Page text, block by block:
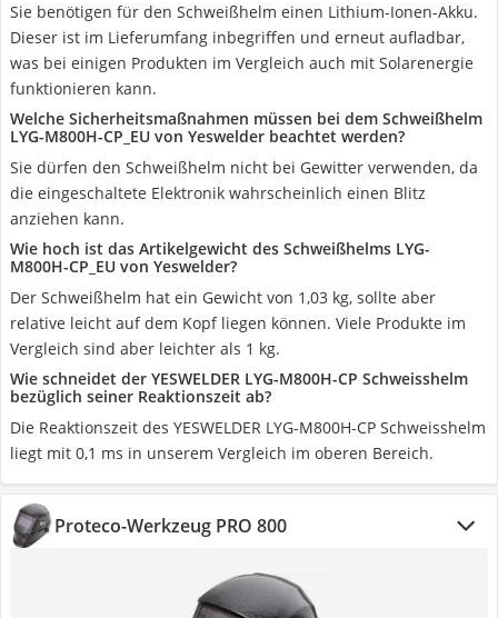
Sie benötigen für den Schweißhelm ‎einen Lithium-Ionen-Akku.
Dieser ist im Lieferumfang inbegriffen und erneut aufladbar,
was bei einigen Produkten im Vergleich auch mit Solarenergie
funktionieren kann.
Welche Sicherheitsmaßnahmen müssen bei dem Schweißhelm
‎LYG-M800H-CP_EU von Yeswelder beachtet werden?
Sie dürfen den Schweißhelm nicht bei Gewitter verwenden, da
die eingeschaltete Elektronik wahrscheinlich einen Blitz
anziehen kann.
Wie hoch ist das Artikelgewicht des Schweißhelms ‎LYG-
M800H-CP_EU von Yeswelder?
Der Schweißhelm hat ein Gewicht von 1,03 kg, sollte aber
relative leicht auf dem Kopf liegen können. Viele Produkte im
Vergleich sind aber leichter als 1 kg.
Wie schneidet der YESWELDER LYG-M800H-CP Schweisshelm
bezüglich seiner Reaktionszeit ab?
Die Reaktionszeit des YESWELDER LYG-M800H-CP Schweisshelm
liegt mit 0,1 ms in unserem Vergleich im oberen Bereich.
Proteco-Werkzeug PRO 800